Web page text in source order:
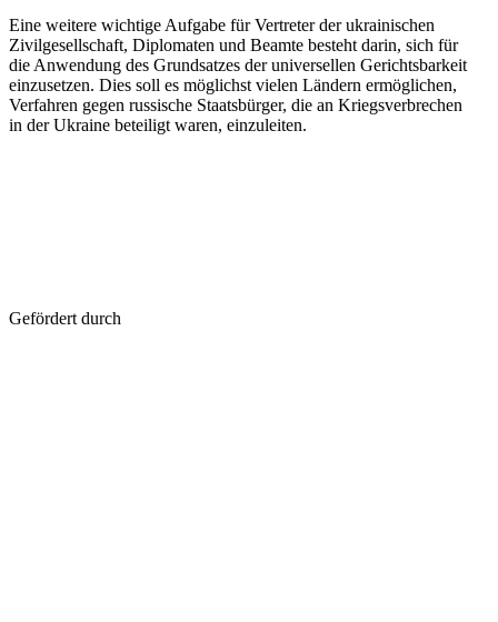
Eine weitere wich­tige Aufgabe für Ver­tre­ter der ukrai­ni­schen
Zivil­ge­sell­schaft, Diplo­ma­ten und Beamte besteht darin, sich für
die Anwen­dung des Grund­sat­zes der uni­ver­sel­len Gerichts­bar­keit
ein­zu­set­zen. Dies soll es mög­lichst vielen Ländern ermög­li­chen,
Ver­fah­ren gegen rus­si­sche Staats­bür­ger, die an Kriegs­ver­bre­chen
in der Ukraine betei­ligt waren, einzuleiten.
Geför­dert durch